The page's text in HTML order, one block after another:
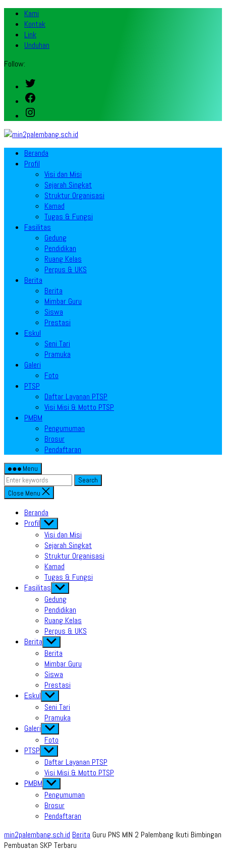
Kami
Kontak
Link
Unduhan
Follow:
Twitter
Facebook
Instagram
Beranda
Profil
Visi dan Misi
Sejarah Singkat
Struktur Organisasi
Kamad
Tugas & Fungsi
Fasilitas
Gedung
Pendidikan
Ruang Kelas
Perpus & UKS
Berita
Berita
Mimbar Guru
Siswa
Prestasi
Eskul
Seni Tari
Pramuka
Galeri
Foto
PTSP
Daftar Layanan PTSP
Visi Misi & Motto PTSP
PMBM
Pengumuman
Brosur
Pendaftaran
Menu
Search
Close Menu
Beranda
Profil Show
sub
menu
Visi dan Misi
Sejarah Singkat
Struktur Organisasi
Kamad
Tugas & Fungsi
Fasilitas Show
sub
menu
Gedung
Pendidikan
Ruang Kelas
Perpus & UKS
Berita Show
sub
menu
Berita
Mimbar Guru
Siswa
Prestasi
Eskul Show
sub
menu
Seni Tari
Pramuka
Galeri Show
sub
menu
Foto
PTSP Show
sub
menu
Daftar Layanan PTSP
Visi Misi & Motto PTSP
PMBM Show
sub
menu
Pengumuman
Brosur
Pendaftaran
min2palembang.sch.id Berita Guru PNS MIN 2 Palembang Ikuti Bimbingan
Pembuatan SKP Terbaru